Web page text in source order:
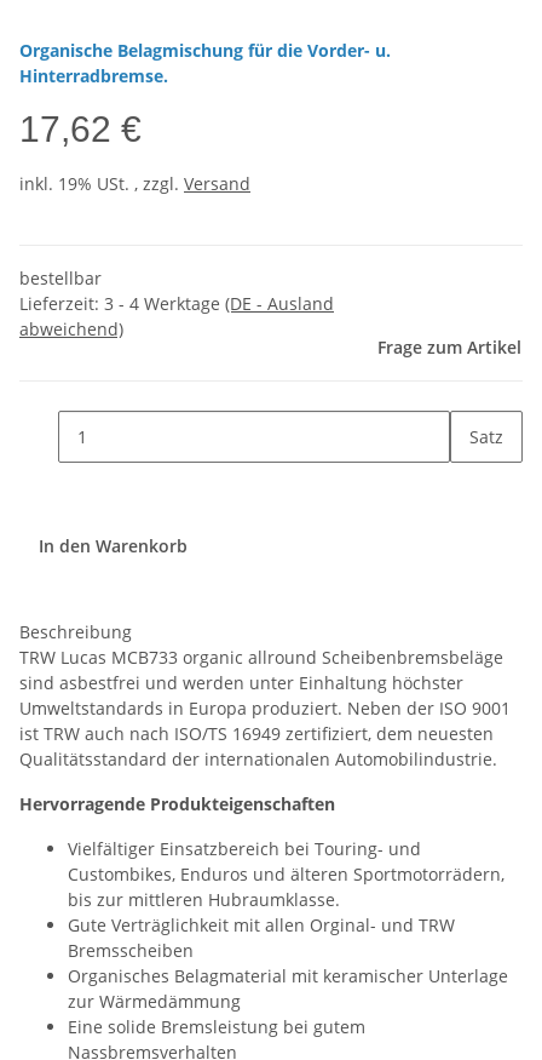
Organische Belagmischung für die Vorder- u.
Hinterradbremse.
17,62 €
inkl. 19% USt. , zzgl. Versand
bestellbar
Lieferzeit: 3 - 4 Werktage (DE - Ausland
abweichend)
Frage zum Artikel
Satz
In den Warenkorb
Beschreibung
TRW Lucas MCB733 organic allround Scheibenbremsbeläge
sind asbestfrei und werden unter Einhaltung höchster
Umweltstandards in Europa produziert. Neben der ISO 9001
ist TRW auch nach ISO/TS 16949 zertifiziert, dem neuesten
Qualitätsstandard der internationalen Automobilindustrie.
Hervorragende Produkteigenschaften
Vielfältiger Einsatzbereich bei Touring- und
Custombikes, Enduros und älteren Sportmotorrädern,
bis zur mittleren Hubraumklasse.
Gute Verträglichkeit mit allen Orginal- und TRW
Bremsscheiben
Organisches Belagmaterial mit keramischer Unterlage
zur Wärmedämmung
Eine solide Bremsleistung bei gutem
Nassbremsverhalten